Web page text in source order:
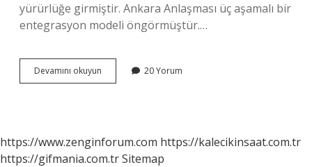
yürürlüğe girmiştir. Ankara Anlaşması üç aşamalı bir
entegrasyon modeli öngörmüştür.…
Devamını okuyun
Birliği
Ne
Zaman
20 Yorum
https://www.zenginforum.com https://kalecikinsaat.com.tr
https://gifmania.com.trSitemap